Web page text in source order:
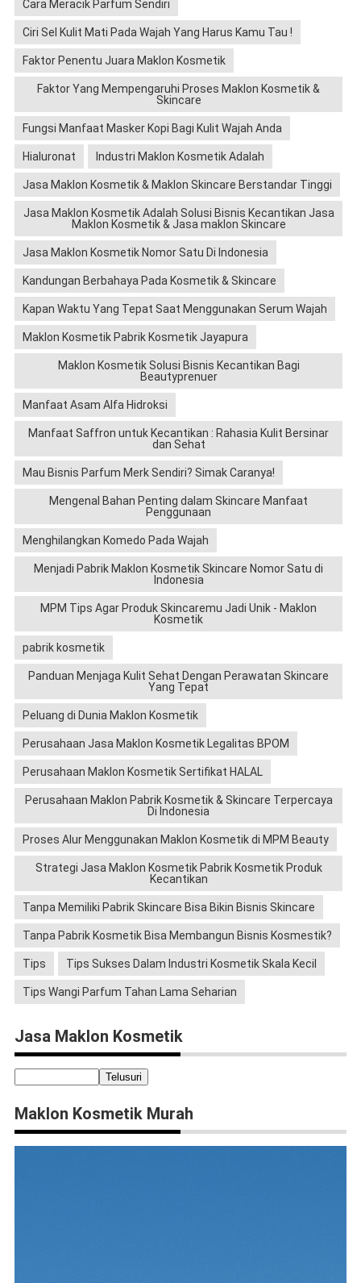
Cara Meracik Parfum Sendiri
Ciri Sel Kulit Mati Pada Wajah Yang Harus Kamu Tau !
Faktor Penentu Juara Maklon Kosmetik
Faktor Yang Mempengaruhi Proses Maklon Kosmetik &
Skincare
Fungsi Manfaat Masker Kopi Bagi Kulit Wajah Anda
Hialuronat Industri Maklon Kosmetik Adalah
Jasa Maklon Kosmetik & Maklon Skincare Berstandar Tinggi
Jasa Maklon Kosmetik Adalah Solusi Bisnis Kecantikan Jasa
Maklon Kosmetik & Jasa maklon Skincare
Jasa Maklon Kosmetik Nomor Satu Di Indonesia
Kandungan Berbahaya Pada Kosmetik & Skincare
Kapan Waktu Yang Tepat Saat Menggunakan Serum Wajah
Maklon Kosmetik Pabrik Kosmetik Jayapura
Maklon Kosmetik Solusi Bisnis Kecantikan Bagi
Beautyprenuer
Manfaat Asam Alfa Hidroksi
Manfaat Saffron untuk Kecantikan : Rahasia Kulit Bersinar
dan Sehat
Mau Bisnis Parfum Merk Sendiri? Simak Caranya!
Mengenal Bahan Penting dalam Skincare Manfaat
Penggunaan
Menghilangkan Komedo Pada Wajah
Menjadi Pabrik Maklon Kosmetik Skincare Nomor Satu di
Indonesia
MPM Tips Agar Produk Skincaremu Jadi Unik - Maklon
Kosmetik
pabrik kosmetik
Panduan Menjaga Kulit Sehat Dengan Perawatan Skincare
Yang Tepat
Peluang di Dunia Maklon Kosmetik
Perusahaan Jasa Maklon Kosmetik Legalitas BPOM
Perusahaan Maklon Kosmetik Sertifikat HALAL
Perusahaan Maklon Pabrik Kosmetik & Skincare Terpercaya
Di Indonesia
Proses Alur Menggunakan Maklon Kosmetik di MPM Beauty
Strategi Jasa Maklon Kosmetik Pabrik Kosmetik Produk
Kecantikan
Tanpa Memiliki Pabrik Skincare Bisa Bikin Bisnis Skincare
Tanpa Pabrik Kosmetik Bisa Membangun Bisnis Kosmestik?
Tips Tips Sukses Dalam Industri Kosmetik Skala Kecil
Tips Wangi Parfum Tahan Lama Seharian
Jasa Maklon Kosmetik
Maklon Kosmetik Murah